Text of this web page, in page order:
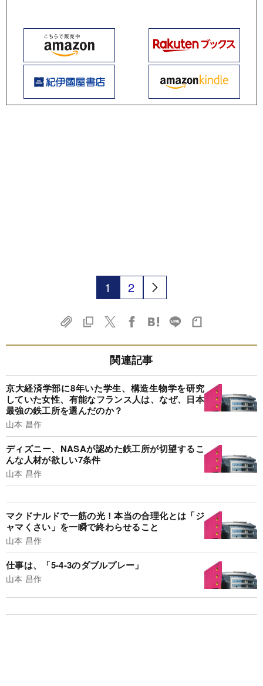
1 2
関連記事
京大経済学部に8年いた学生、構造生物学を研究
していた女性、有能なフランス人は、なぜ、日本
最強の鉄工所を選んだのか？
山本 昌作
ディズニー、NASAが認めた鉄工所が切望するこ
んな人材が欲しい7条件
山本 昌作
マクドナルドで一筋の光！本当の合理化とは「ジ
ャマくさい」を一瞬で終わらせること
山本 昌作
仕事は、「5-4-3のダブルプレー」
山本 昌作